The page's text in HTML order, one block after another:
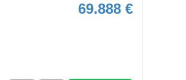
69.888 €